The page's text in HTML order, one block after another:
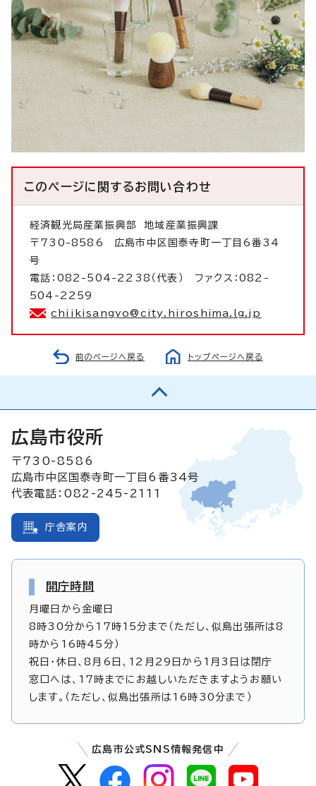
このページに関するお問い合わせ
経済観光局産業振興部地域産業振興課
〒730-8586 広島市中区国泰寺町一丁目6番34
号
電話：082-504-2238（代表） ファクス：082-
504-2259
chiikisangyo@city.hiroshima.lg.jp
前のページへ戻る トップページへ戻る
広島市役所
〒730-8586
広島市中区国泰寺町一丁目6番34号
代表電話：082-245-2111
庁舎案内
開庁時間
月曜日から金曜日
8時30分から17時15分まで（ただし、似島出張所は8
時から16時45分）
祝日・休日、8月6日、12月29日から1月3日は閉庁
窓口へは、17時までにお越しいただきますようお願い
します。（ただし、似島出張所は16時30分まで）
広島市公式SNS情報発信中